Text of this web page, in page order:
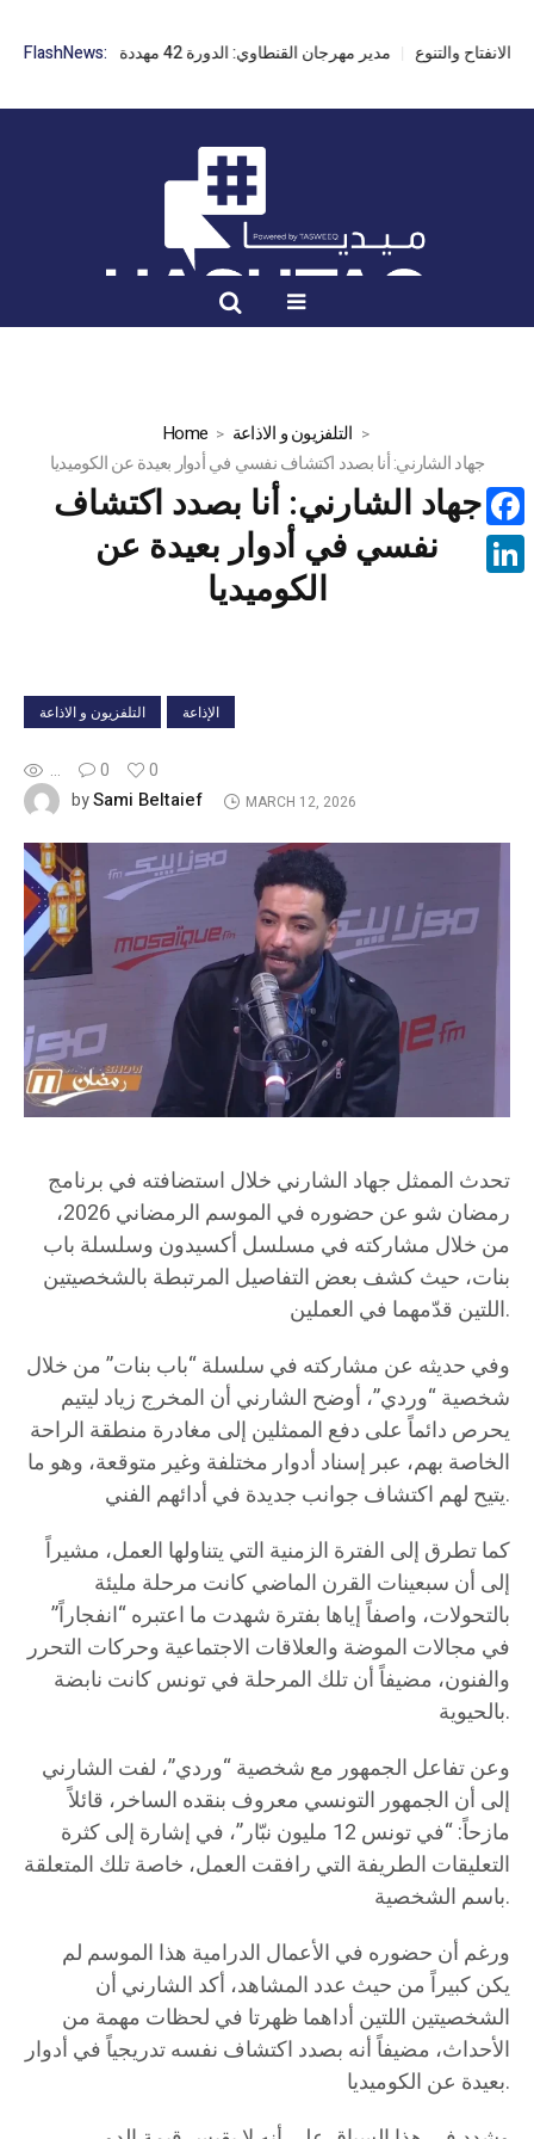
FlashNews: مدير مهرجان القنطاوي: الدورة 42 مهددة بسبب تأخر التراخيص
Home
التلفزيون و الاذاعة
جهاد الشارني: أنا بصدد اكتشاف نفسي في أدوار بعيدة عن الكوميديا
جهاد الشارني: أنا بصدد اكتشاف
نفسي في أدوار بعيدة عن
الكوميديا
التلفزيون و الاذاعة الإذاعة
... 0
0
bySami Beltaief MARCH 12, 2026
تحدث الممثل جهاد الشارني خلال استضافته في برنامج
رمضان شو عن حضوره في الموسم الرمضاني 2026،
من خلال مشاركته في مسلسل أكسيدون وسلسلة باب
بنات، حيث كشف بعض التفاصيل المرتبطة بالشخصيتين
اللتين قدّمهما في العملين.
وفي حديثه عن مشاركته في سلسلة “باب بنات” من خلال
شخصية “وردي”، أوضح الشارني أن المخرج زياد ليتيم
يحرص دائماً على دفع الممثلين إلى مغادرة منطقة الراحة
الخاصة بهم، عبر إسناد أدوار مختلفة وغير متوقعة، وهو ما
يتيح لهم اكتشاف جوانب جديدة في أدائهم الفني.
كما تطرق إلى الفترة الزمنية التي يتناولها العمل، مشيراً
إلى أن سبعينات القرن الماضي كانت مرحلة مليئة
بالتحولات، واصفاً إياها بفترة شهدت ما اعتبره “انفجاراً”
في مجالات الموضة والعلاقات الاجتماعية وحركات التحرر
والفنون، مضيفاً أن تلك المرحلة في تونس كانت نابضة
بالحيوية.
وعن تفاعل الجمهور مع شخصية “وردي”، لفت الشارني
إلى أن الجمهور التونسي معروف بنقده الساخر، قائلاً
مازحاً: “في تونس 12 مليون نبّار”، في إشارة إلى كثرة
التعليقات الطريفة التي رافقت العمل، خاصة تلك المتعلقة
باسم الشخصية.
ورغم أن حضوره في الأعمال الدرامية هذا الموسم لم
يكن كبيراً من حيث عدد المشاهد، أكد الشارني أن
الشخصيتين اللتين أداهما ظهرتا في لحظات مهمة من
الأحداث، مضيفاً أنه بصدد اكتشاف نفسه تدريجياً في أدوار
بعيدة عن الكوميديا.